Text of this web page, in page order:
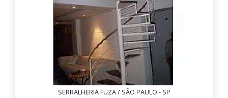
SERRALHERIA FUZA / SÃO PAULO - SP